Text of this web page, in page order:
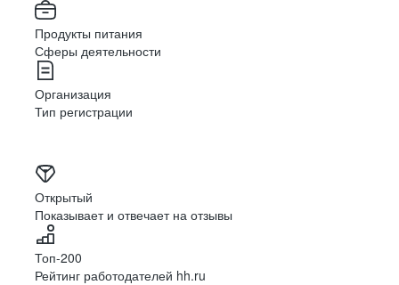
У нас есть классная программа заботы
о сотрудниках и много полезных
TopWell-being
Продукты питания
Сферы деятельности
Организация
Тип регистрации
Открытый
Показывает и отвечает на отзывы
Топ-200
Рейтинг работодателей hh.ru